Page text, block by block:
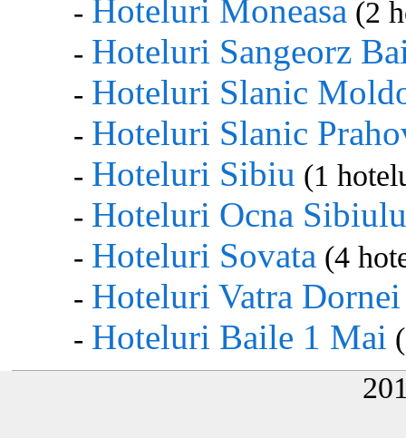
- Hoteluri Moneasa (2
- Hoteluri Sangeorz
- Hoteluri Slanic
- Hoteluri Slanic
- Hoteluri Sibiu (1
- Hoteluri Ocna
- Hoteluri Sovata (4
- Hoteluri Vatra Dornei
- Hoteluri Baile 1 Mai